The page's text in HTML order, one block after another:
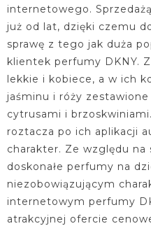
internetowego.
już od lat, dzięki czemu
sprawę z tego jak duża
klientek perfumy DKNY.
lekkie i kobiece, a w ich
jaśminu i róży
cytrusami i
roztacza po ich aplikacji
charakter. Ze względu na
doskonałe perfumy na
niezobowiązującym
internetowym perfumy
atrakcyjnej ofercie